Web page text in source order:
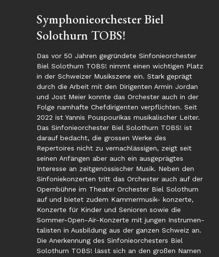
Symphonieorchester Biel
Solothurn TOBS!
Das vor 50 Jahren gegründete Sinfonieorchester
Biel Solothurn TOBS! nimmt einen wichtigen Platz
in der Schweizer Musikszene ein. Stark geprägt
durch die Arbeit mit den Dirigenten Armin Jordan
und Jost Meier konnte das Orchester auch in der
Folge namhafte Chefdirigenten verpflichten. Seit
2022 ist Yannis Pouspourikas musikalischer Leiter.
Das Sinfonieorchester Biel Solothurn TOBS! ist
darauf bedacht, die grossen Werke des
Repertoires nicht zu vernachlässigen, zeigt seit
seinen Anfängen aber auch ein ausgeprägtes
Interesse an zeitgenössischer Musik. Neben den
Sinfoniekonzerten tritt das Orchester auch auf der
Opernbühne im Theater Orchester Biel Solothurn
auf und bietet zudem Kammermusik- konzerte,
Konzerte für Kinder und Senioren sowie die
Sommer-Open-Air-Konzerte mit jungen Instrumen-
talisten in Ausbildung aus der ganzen Schweiz an.
Die Anerkennung des Sinfonieorchesters Biel
Solothurn TOBS! lässt sich an den großen Namen